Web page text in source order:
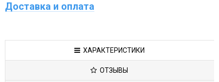
Доставка и оплата
ХАРАКТЕРИСТИКИ
ОТЗЫВЫ